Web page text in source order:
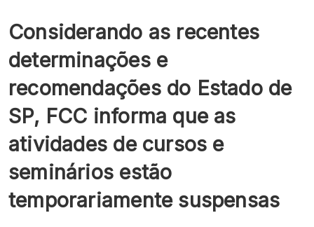
Considerando as recentes
determinações e
recomendações do Estado de
SP, FCC informa que as
atividades de cursos e
seminários estão
temporariamente suspensas